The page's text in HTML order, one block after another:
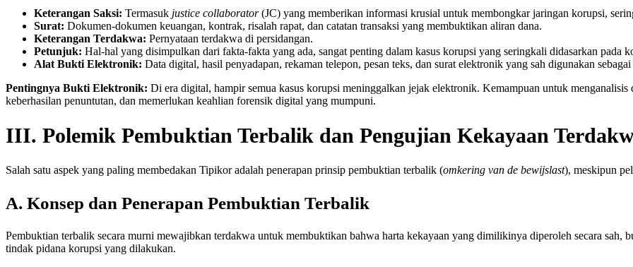
Keterangan Saksi: Termasuk justice collaborator(JC) yang memberikan informasi krusial untuk membongkar jaringan korupsi,
Surat: Dokumen-dokumen keuangan, kontrak, risalah rapat, dan catatan transaksi yang membuktikan aliran dana.
Keterangan Terdakwa: Pernyataan terdakwa di persidangan.
Petunjuk: Hal-hal yang disimpulkan dari fakta-fakta yang ada, sangat penting dalam kasus korupsi yang seringkali didasarkan pada
Alat Bukti Elektronik: Data digital, hasil penyadapan, rekaman telepon, pesan teks, dan surat elektronik yang sah digunakan
Pentingnya Bukti Elektronik: Di era digital, hampir semua kasus korupsi meninggalkan jejak elektronik. Kemampuan untuk
keberhasilan penuntutan, dan memerlukan keahlian forensik digital yang mumpuni.
III. Polemik Pembuktian Terbalik dan Pengujian Kekayaan
Salah satu aspek yang paling membedakan Tipikor adalah penerapan prinsip pembuktian terbalik (omkering van de bewijslast), meskipun
A. Konsep dan Penerapan Pembuktian Terbalik
Pembuktian terbalik secara murni mewajibkan terdakwa untuk membuktikan bahwa harta kekayaan yang dimilikinya diperoleh secara sah,
tindak pidana korupsi yang dilakukan.